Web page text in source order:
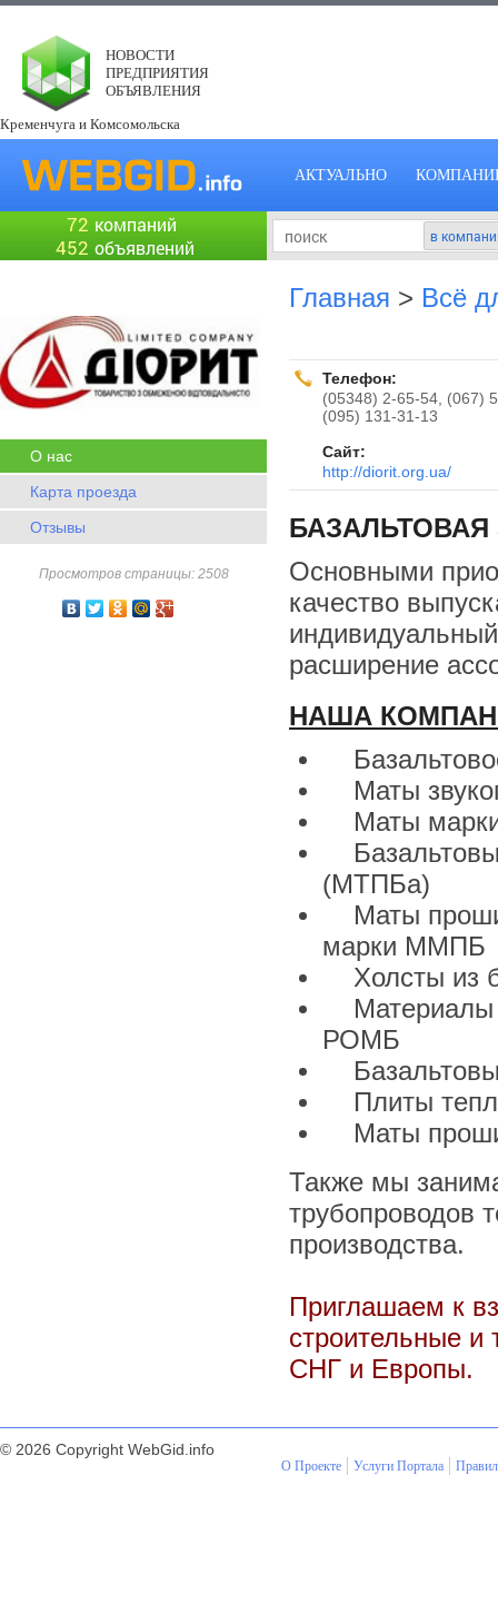
НОВОСТИ
ПРЕДПРИЯТИЯ
ОБЪЯВЛЕНИЯ
Кременчуга и Комсомольска
АКТУАЛЬНО
72 компаний
452 объявлений
Главная > Всё
Телефон:
(05348) 2-65-54, (067)
(095) 131-31-13
Сайт:
http://diorit.org.ua/
Основными
качество
расширение
НАША
Маты
Маты марки
(МТПБа)
Маты
марки ММПБ
Холсты из
Материалы
РОМБ
Плиты
Маты
Также мы
трубопроводов
производства.
Приглашаем к
строительные и
СНГ и Европы.
О нас
Карта проезда
Отзывы
Просмотров страницы: 2508
© 2026 Copyright WebGid.info
О Проекте Услуги Портала